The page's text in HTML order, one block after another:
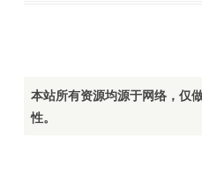
本站所有资源均源于网络，仅
性。